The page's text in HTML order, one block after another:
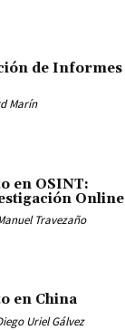
de Informes
Marín
en OSINT:
Online
Travezaño
en China
Uriel Gálvez